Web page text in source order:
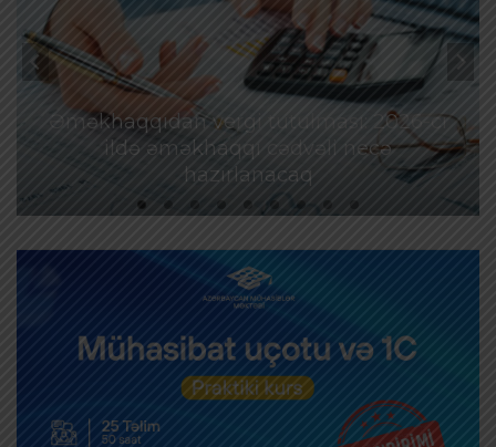
Əməkhaqqıdan vergi tutulması: 2026-cı
ildə əməkhaqqı cədvəli necə
hazırlanacaq